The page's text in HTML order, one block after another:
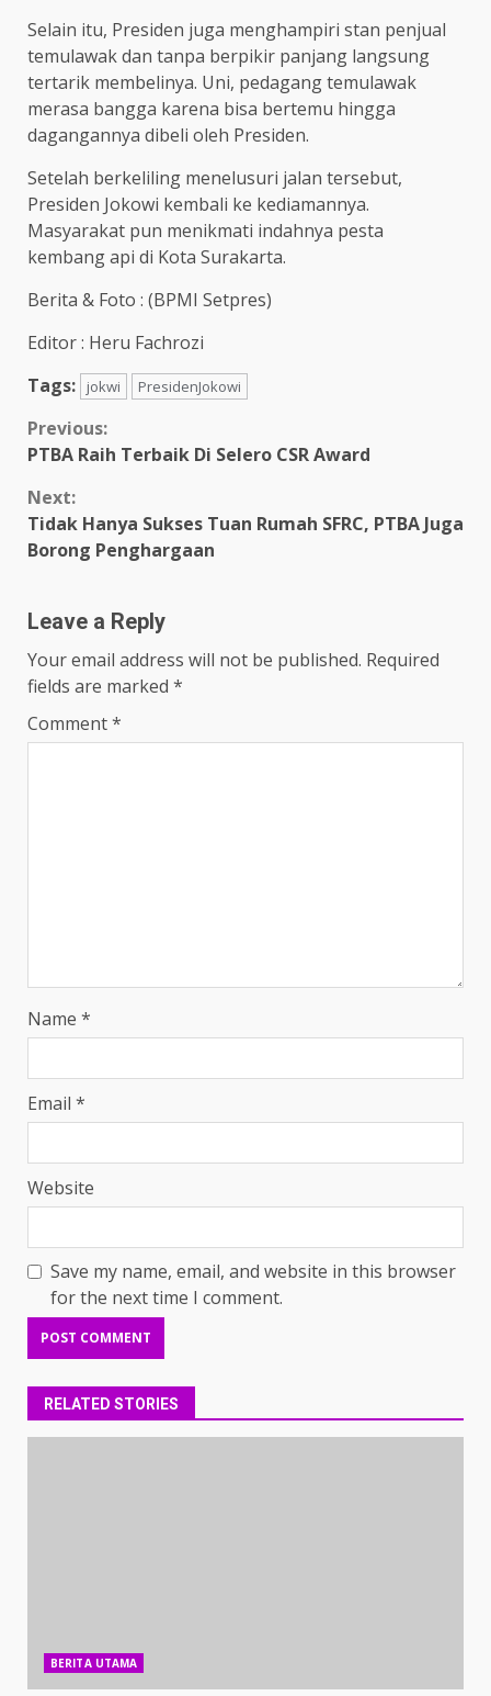
Selain itu, Presiden juga menghampiri stan penjual
temulawak dan tanpa berpikir panjang langsung
tertarik membelinya. Uni, pedagang temulawak
merasa bangga karena bisa bertemu hingga
dagangannya dibeli oleh Presiden.
Setelah berkeliling menelusuri jalan tersebut,
Presiden Jokowi kembali ke kediamannya.
Masyarakat pun menikmati indahnya pesta
kembang api di Kota Surakarta.
Berita & Foto : (BPMI Setpres)
Editor : Heru Fachrozi
Tags:
jokwi PresidenJokowi
Continue
Previous:
PTBA Raih Terbaik Di Selero CSR Award
Next:
Tidak Hanya Sukses Tuan Rumah SFRC, PTBA Juga
Borong Penghargaan
Leave a Reply
Your email address will not be published. Required
fields are marked *
Comment*
Name *
Email *
Website
Save my name, email, and website in this browser
for the next time I comment.
RELATED STORIES
BERITA UTAMA